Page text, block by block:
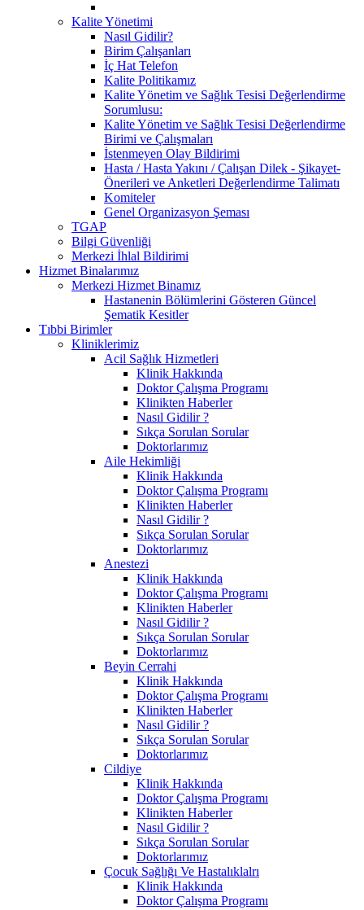
Kalite Yönetimi
Nasıl Gidilir?
Birim Çalışanları
İç Hat Telefon
Kalite Politikamız
Kalite Yönetim ve Sağlık Tesisi Değerlendirme
Sorumlusu:
Kalite Yönetim ve Sağlık Tesisi Değerlendirme
Birimi ve Çalışmaları
İstenmeyen Olay Bildirimi
Hasta / Hasta Yakını / Çalışan Dilek - Şikayet-
Önerileri ve Anketleri Değerlendirme Talimatı
Komiteler
Genel Organizasyon Şeması
TGAP
Bilgi Güvenliği
Merkezi İhlal Bildirimi
Hizmet Binalarımız
Merkezi Hizmet Binamız
Hastanenin Bölümlerini Gösteren Güncel
Şematik Kesitler
Tıbbi Birimler
Kliniklerimiz
Acil Sağlık Hizmetleri
Klinik Hakkında
Doktor Çalışma Programı
Klinikten Haberler
Nasıl Gidilir ?
Sıkça Sorulan Sorular
Doktorlarımız
Aile Hekimliği
Klinik Hakkında
Doktor Çalışma Programı
Klinikten Haberler
Nasıl Gidilir ?
Sıkça Sorulan Sorular
Doktorlarımız
Anestezi
Klinik Hakkında
Doktor Çalışma Programı
Klinikten Haberler
Nasıl Gidilir ?
Sıkça Sorulan Sorular
Doktorlarımız
Beyin Cerrahi
Klinik Hakkında
Doktor Çalışma Programı
Klinikten Haberler
Nasıl Gidilir ?
Sıkça Sorulan Sorular
Doktorlarımız
Cildiye
Klinik Hakkında
Doktor Çalışma Programı
Klinikten Haberler
Nasıl Gidilir ?
Sıkça Sorulan Sorular
Doktorlarımız
Çocuk Sağlığı Ve Hastalıklalrı
Klinik Hakkında
Doktor Çalışma Programı